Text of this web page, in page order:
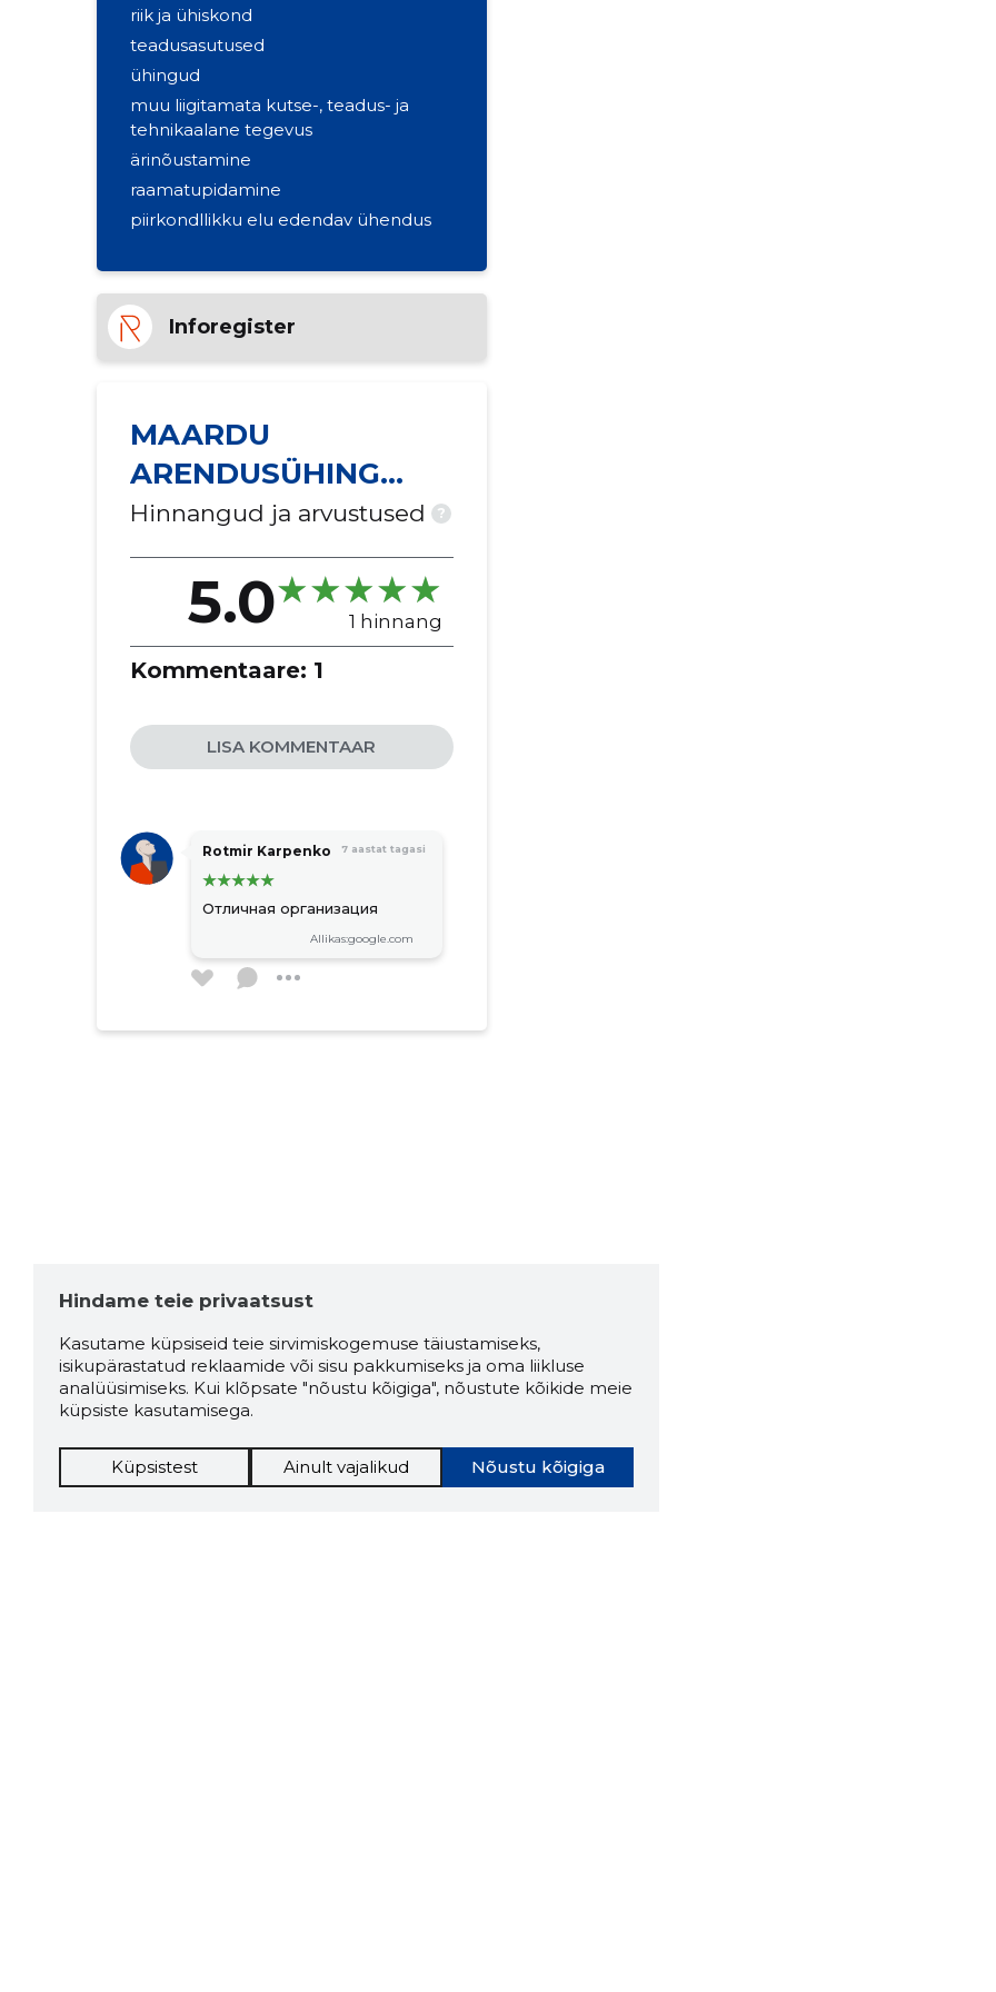
riik ja ühiskond
teadusasutused
ühingud
muu liigitamata kutse-, teadus- ja
tehnikaalane tegevus
ärinõustamine
raamatupidamine
piirkondllikku elu edendav ühendus
Inforegister
MAARDU
ARENDUSÜHING
MTÜ
Hinnangud ja arvustused ?
5.0 1 hinnang
Kommentaare: 1
LISA KOMMENTAAR
Rotmir Karpenko 7 aastat tagasi
Отличная организация
Allikas:google.com
Hindame teie privaatsust
Kasutame küpsiseid teie sirvimiskogemuse täiustamiseks,
isikupärastatud reklaamide või sisu pakkumiseks ja oma liikluse
analüüsimiseks. Kui klõpsate "nõustu kõigiga", nõustute kõikide meie
küpsiste kasutamisega.
Nõustu kõigiga
Küpsistest Ainult vajalikud